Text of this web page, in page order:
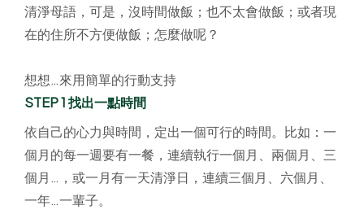
清淨母語，可是，沒時間做飯；也不太會做飯；或者現
在的住所不方便做飯；怎麼做呢？
想想…來用簡單的行動支持
STEP 1 找出一點時間
依自己的心力與時間，定出一個可行的時間。比如：一
個月的每一週要有一餐，連續執行一個月、兩個月、三
個月…，或一月有一天清淨日，連續三個月、六個月、
一年…一輩子。